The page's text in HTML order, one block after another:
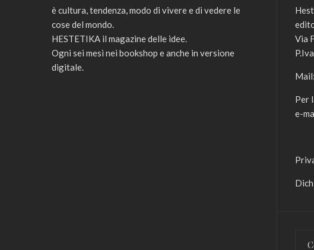
è cultura, tendenza, modo di vivere e di vedere le
cose del mondo.
HESTETIKA il magazine delle idee.
Ogni sei mesi nei bookshop e anche in versione
digitale.
Via
Mail:
Per
e-